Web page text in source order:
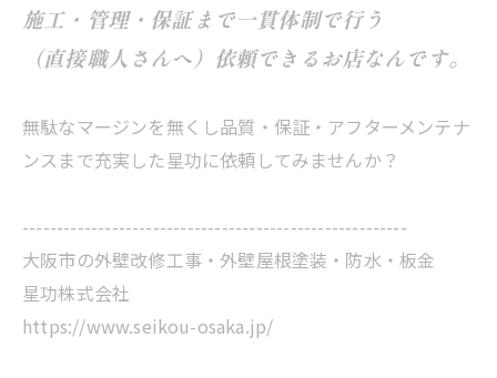
施工・管理・保証まで一貫体制で行う
（直接職人さんへ）依頼できるお店なんです。
無駄なマージンを無くし品質・保証・アフターメンテナ
ンスまで充実した星功に依頼してみませんか？
--------------------------------------------------------
大阪市の外壁改修工事・外壁屋根塗装・防水・板金
星功株式会社
https://www.seikou-osaka.jp/